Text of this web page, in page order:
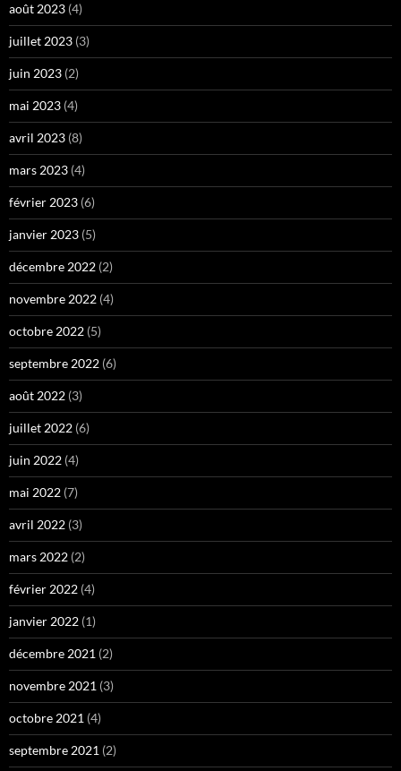
août 2023 (4)
juillet 2023 (3)
juin 2023 (2)
mai 2023 (4)
avril 2023 (8)
mars 2023 (4)
février 2023 (6)
janvier 2023 (5)
décembre 2022 (2)
novembre 2022 (4)
octobre 2022 (5)
septembre 2022 (6)
août 2022 (3)
juillet 2022 (6)
juin 2022 (4)
mai 2022 (7)
avril 2022 (3)
mars 2022 (2)
février 2022 (4)
janvier 2022 (1)
décembre 2021 (2)
novembre 2021 (3)
octobre 2021 (4)
septembre 2021 (2)